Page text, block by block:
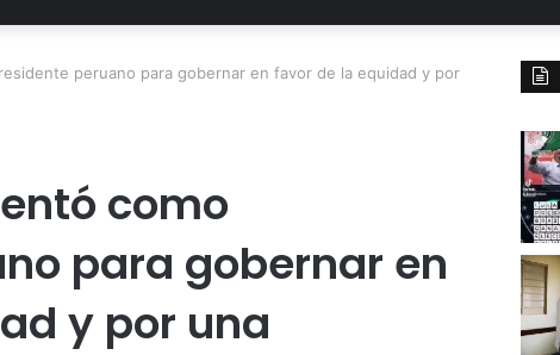
peruano para gobernar en favor de la equidad y por
como
para gobernar en
y por una